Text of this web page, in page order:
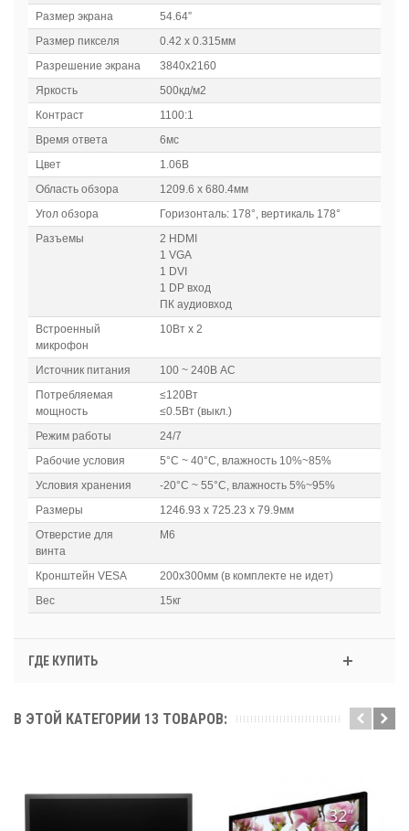
Размер экрана
54.64”
Размер пикселя
0.42 х 0.315мм
Разрешение экрана
3840х2160
Яркость
500кд/м2
Контраст
1100:1
Время ответа
6мс
Цвет
1.06B
Область обзора
1209.6 х 680.4мм
Угол обзора
Горизонталь: 178°, вертикаль 178°
Разъемы
2 HDMI
1 VGA
1 DVI
1 DP вход
ПК аудиовход
Встроенный
микрофон
10Вт x 2
Источник питания
100 ~ 240В АС
Потребляемая
мощность
≤120Вт
≤0.5Вт (выкл.)
Режим работы
24/7
Рабочие условия
5°C ~ 40°C, влажность 10%~85%
Условия хранения
-20°C ~ 55°C, влажность 5%~95%
Размеры
1246.93 х 725.23 х 79.9мм
Отверстие для
винта
М6
Кронштейн VESA
200x300мм (в комплекте не идет)
Вес
15кг
ГДЕ КУПИТЬ
В ЭТОЙ КАТЕГОРИИ 13 ТОВАРОВ: